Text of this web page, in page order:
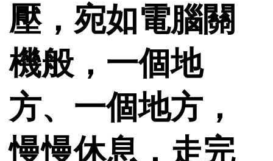
壓，宛如電腦關
機般，一個地
方、一個地方，
慢慢休息，走完